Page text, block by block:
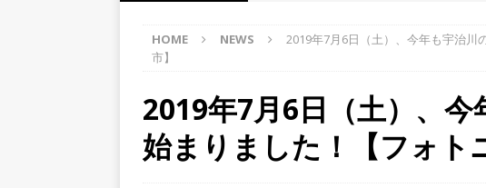
[ 2026年8月8日 ] ＜週刊ALCO＞8月1日～7
[ 2026年8月7日 ] 8月7日、塔の島で「ホコ
学生さんたち手作りのランタン並ぶ【京都府
HOME NEWS
2019年7月6日（土）、今年も宇治川
市】
2019年7月6日（土）、
始まりました！【フォト